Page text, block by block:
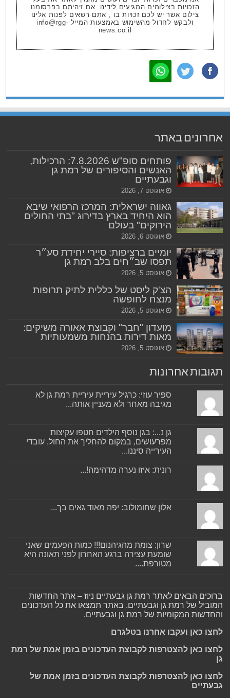
הזכויות בצילומים המגיעים לידינו .אם זיהיתם בפרסומנו
צילום אשר יש לכם זכויות בו , אתם רשאים לפנות אלינו
ולבקש לחדול מהשימוש באמצעות המייל info@rgg-
news.co.il
אחרונים באתר
פותחים סופ"ש 7.8.2026: הרכילות,
האנשים והסיפורים של רמת גן
וגבעתיים
אוגוסט 7, 2026
גאווה ישראלית: המרכז הרפואי שיבא
הוא היחיד בארץ בדירוג "בתי החולים
הירוקים" בעולם
אוגוסט 6, 2026
יומיים ברציפות: סיירי יחידת סע״ר
תפסו שב״חים בלב רמת גן
אוגוסט 5, 2026
הצ'ק ליסט של כללית לתיק תרופות
מנצח לחופשה
אוגוסט 5, 2026
מועדון "חבר" וקבוצת אאורה משיקים:
מאות דירות בהנחות משמעותיות
אוגוסט 5, 2026
תגובות אחרונות
ספיר עוזי: כרגיל עיריית עיריית רמת גן לא
מגיבה מאחר ולא מעניין אותה...
גן נ...: בגן נוסף הילדים חטפו עקיצות
מפרעושים, במקום להחליך את החול, עובדי
העירייה סיננו...
רונית: איזו נערה מדהימה!...
אלון שחומולוב: יפה מאוד גאים בך...
שרון: צומת מהגיהנום!!! כמות הפעמים שאני
שומעת עצירה ברגע האחרון לפני תאונה היא
מטורפת....
ברוכים הבאים לאתר רמת גן גבעתיים ניוז – אתר החדשות
המוביל של רמת גן וגבעתיים. באתר תמצאו את כל העדכונים
והחדשות המקומיות של רמת גן וגבעתיים.
לחצו כאן ועקבו אחרנו בטלגרם
לחצו כאן להצטרפות לקבוצת העדכונים בזמן אמת של רמת
גן
לחצו כאן להצטרפות לקבוצת העדכונים בזמן אמת של
גבעתיים